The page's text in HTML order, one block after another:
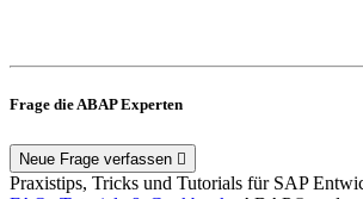
Frage die ABAP Experten
Neue Frage verfassen
Praxistips, Tricks und Tutorials für SAP